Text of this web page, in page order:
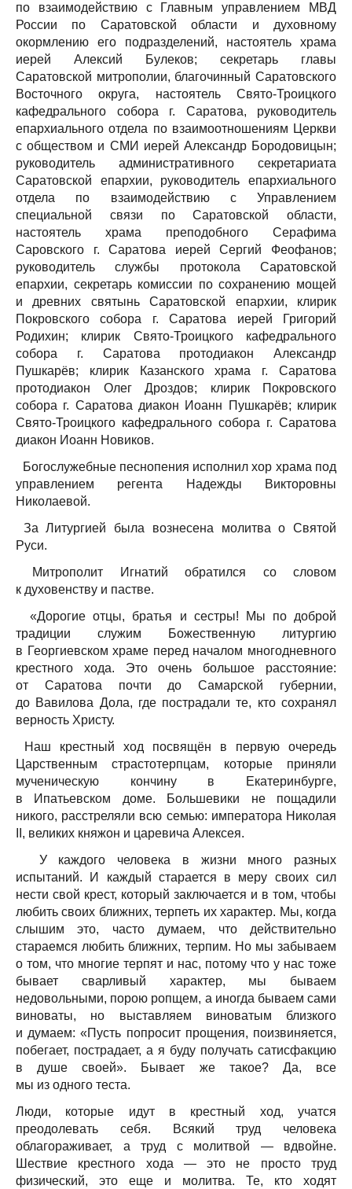
по взаимодействию с Главным управлением МВД
России по Саратовской области и духовному
окормлению его подразделений, настоятель храма
иерей Алексий Булеков; секретарь главы
Саратовской митрополии, благочинный Саратовского
Восточного округа, настоятель Свято-Троицкого
кафедрального собора г. Саратова, руководитель
епархиального отдела по взаимоотношениям Церкви
с обществом и СМИ иерей Александр Бородовицын;
руководитель административного секретариата
Саратовской епархии, руководитель епархиального
отдела по взаимодействию с Управлением
специальной связи по Саратовской области,
настоятель храма преподобного Серафима
Саровского г. Саратова иерей Сергий Феофанов;
руководитель службы протокола Саратовской
епархии, секретарь комиссии по сохранению мощей
и древних святынь Саратовской епархии, клирик
Покровского собора г. Саратова иерей Григорий
Родихин; клирик Свято-Троицкого кафедрального
собора г. Саратова протодиакон Александр
Пушкарёв; клирик Казанского храма г. Саратова
протодиакон Олег Дроздов; клирик Покровского
собора г. Саратова диакон Иоанн Пушкарёв; клирик
Свято-Троицкого кафедрального собора г. Саратова
диакон Иоанн Новиков.
Богослужебные песнопения исполнил хор храма под
управлением регента Надежды Викторовны
Николаевой.
За Литургией была вознесена молитва о Святой
Руси.
Митрополит Игнатий обратился со словом
к духовенству и пастве.
«Дорогие отцы, братья и сестры! Мы по доброй
традиции служим Божественную литургию
в Георгиевском храме перед началом многодневного
крестного хода. Это очень большое расстояние:
от Саратова почти до Самарской губернии,
до Вавилова Дола, где пострадали те, кто сохранял
верность Христу.
Наш крестный ход посвящён в первую очередь
Царственным страстотерпцам, которые приняли
мученическую кончину в Екатеринбурге,
в Ипатьевском доме. Большевики не пощадили
никого, расстреляли всю семью: императора Николая
II, великих княжон и царевича Алексея.
У каждого человека в жизни много разных
испытаний. И каждый старается в меру своих сил
нести свой крест, который заключается и в том, чтобы
любить своих ближних, терпеть их характер. Мы, когда
слышим это, часто думаем, что действительно
стараемся любить ближних, терпим. Но мы забываем
о том, что многие терпят и нас, потому что у нас тоже
бывает сварливый характер, мы бываем
недовольными, порою ропщем, а иногда бываем сами
виноваты, но выставляем виноватым близкого
и думаем: «Пусть попросит прощения, поизвиняется,
побегает, пострадает, а я буду получать сатисфакцию
в душе своей». Бывает же такое? Да, все
мы из одного теста.
Люди, которые идут в крестный ход, учатся
преодолевать себя. Всякий труд человека
облагораживает, а труд с молитвой — вдвойне.
Шествие крестного хода — это не просто труд
физический, это еще и молитва. Те, кто ходят